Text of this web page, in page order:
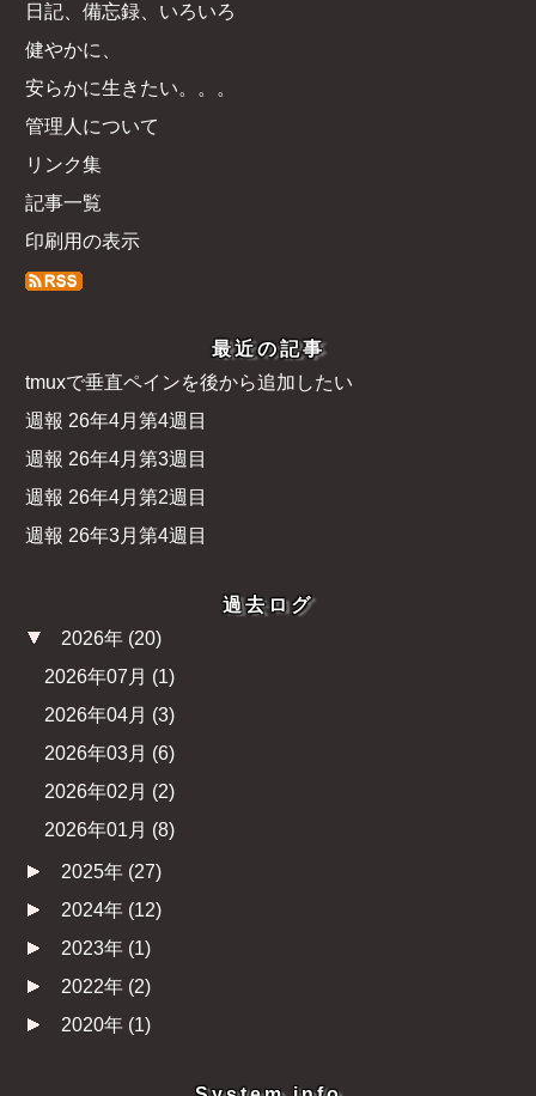
日記、備忘録、いろいろ
健やかに、
安らかに生きたい。。。
管理人について
リンク集
記事一覧
印刷用の表示
最近の記事
tmuxで垂直ペインを後から追加したい
週報 26年4月第4週目
週報 26年4月第3週目
週報 26年4月第2週目
週報 26年3月第4週目
過去ログ
2026年 (20)
2026年07月 (1)
2026年04月 (3)
2026年03月 (6)
2026年02月 (2)
2026年01月 (8)
2025年 (27)
2024年 (12)
2023年 (1)
2022年 (2)
2020年 (1)